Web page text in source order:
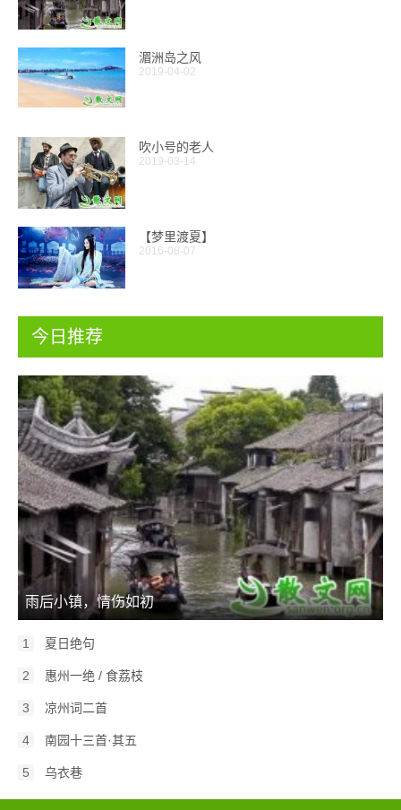
湄洲岛之风
2019-04-02
吹小号的老人
2019-03-14
【梦里渡夏】
2016-08-07
今日推荐
雨后小镇，情伤如初
1 夏日绝句
2 惠州一绝 / 食荔枝
3 凉州词二首
4 南园十三首·其五
5 乌衣巷